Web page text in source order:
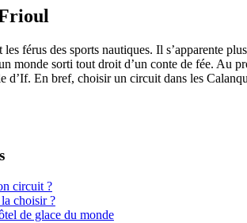
férus des sports nautiques. Il s’apparente
monde sorti tout droit d’un conte de fée. Au
d’If. En bref, choisir un circuit dans les
circuit ?
choisir ?
de glace du monde